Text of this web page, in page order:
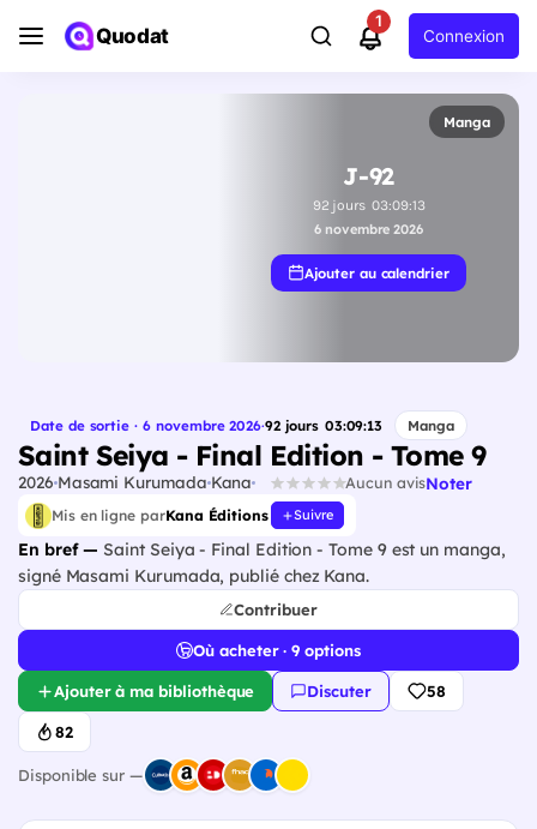
Quodat
1
Connexion
Manga
J-92
92 jours 03:09:12
6 novembre 2026
Ajouter au calendrier
Date de sortie · 6 novembre 2026·92jours 03:09:12 Manga
Saint Seiya - Final Edition - Tome 9
2026 Masami Kurumada Kana Aucun avisNoter
Mis en ligne parKana Éditions Suivre
En bref — Saint Seiya - Final Edition - Tome 9 est un manga,
signé Masami Kurumada, publié chez Kana.
Contribuer
Où acheter · 9 options
Ajouter à ma bibliothèque Discuter 58
82
Disponible sur —